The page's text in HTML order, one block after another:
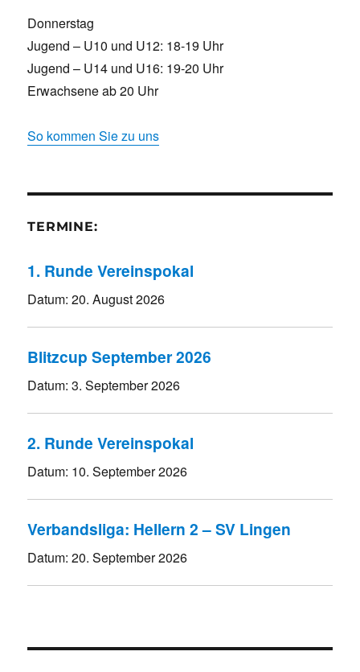
Donnerstag
Jugend – U10 und U12: 18-19 Uhr
Jugend – U14 und U16: 19-20 Uhr
Erwachsene ab 20 Uhr
So kommen Sie zu uns
TERMINE:
1. Runde Vereinspokal
Datum:20. August 2026
Blitzcup September 2026
Datum:3. September 2026
2. Runde Vereinspokal
Datum: 10. September 2026
Verbandsliga: Hellern 2 – SV Lingen
Datum:20. September 2026